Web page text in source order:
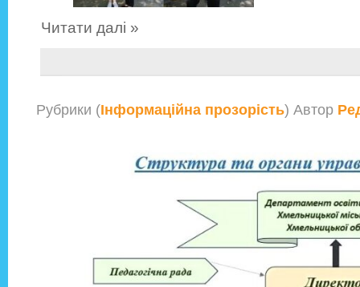
Читати далі »
Рубрики (Інформаційна прозорість) Автор